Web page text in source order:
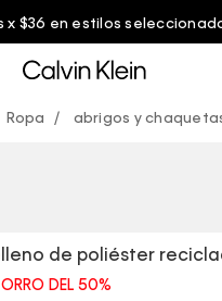
x $36 en estilos
Ropa abrigos y
de poliéster
DEL 50%